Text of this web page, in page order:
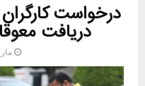
درخواست
دریافت
مارس